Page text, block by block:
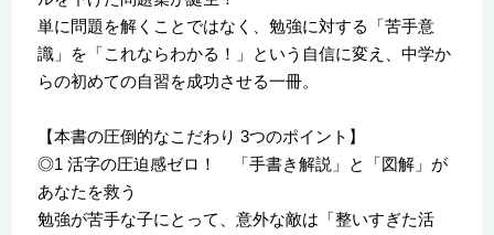
単に問題を解くことではなく、勉強に対する「苦手意
識」を「これならわかる！」という自信に変え、中学か
らの初めての自習を成功させる一冊。
【本書の圧倒的なこだわり 3つのポイント】
◎1 活字の圧迫感ゼロ！ 「手書き解説」と「図解」が
あなたを救う
勉強が苦手な子にとって、意外な敵は「整いすぎた活